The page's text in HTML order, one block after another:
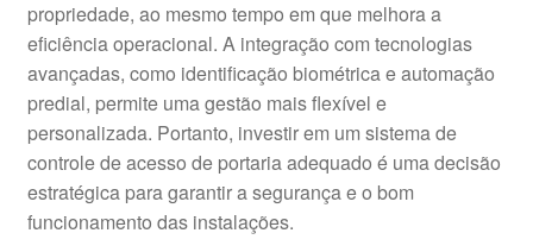
propriedade, ao mesmo tempo em que melhora a
eficiência operacional. A integração com tecnologias
avançadas, como identificação biométrica e automação
predial, permite uma gestão mais flexível e
personalizada. Portanto, investir em um sistema de
controle de acesso de portaria adequado é uma decisão
estratégica para garantir a segurança e o bom
funcionamento das instalações.